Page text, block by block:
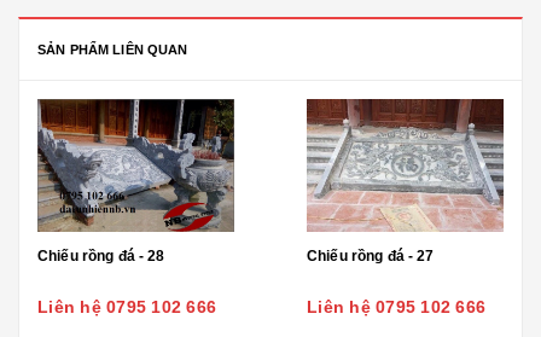
SẢN PHẨM LIÊN QUAN
Chiếu rồng đá - 28
Liên hệ 0795 102 666
Chiếu rồng đá - 27
Liên hệ 0795 102 666